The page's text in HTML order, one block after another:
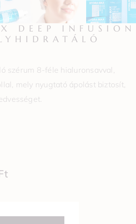
DEEP INFUSION
szérum 8-féle hialuronsavval,
mely nyugtató ápolást biztosít,